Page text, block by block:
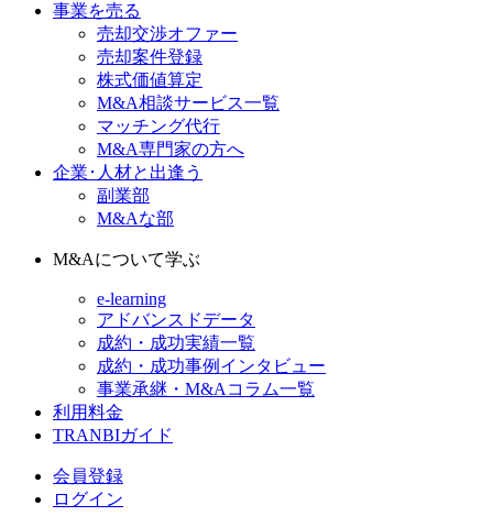
事業を売る
売却交渉オファー
売却案件登録
株式価値算定
M&A相談サービス一覧
マッチング代行
M&A専門家の方へ
企業･人材と出逢う
副業部
M&Aな部
M&Aについて学ぶ
e-learning
アドバンスドデータ
成約・成功実績一覧
成約・成功事例インタビュー
事業承継・M&Aコラム一覧
利用料金
TRANBIガイド
会員登録
ログイン